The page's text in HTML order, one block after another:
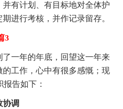
有计划、有目标地对全体护
进行考核，并作记录留存。
3
一年的年底，回望这一年来
工作，心中有很多感慨；现
告如下：
协调